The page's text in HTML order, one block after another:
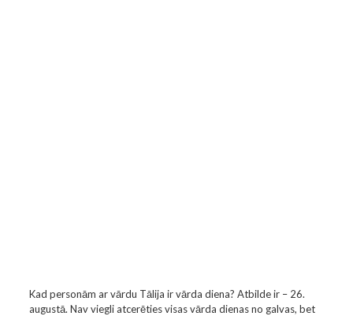
Kad personām ar vārdu Tālija ir vārda diena? Atbilde ir – 26.
augustā. Nav viegli atcerēties visas vārda dienas no galvas, bet